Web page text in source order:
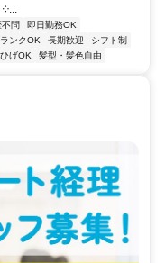
༶...
問
即日勤務OK
ンクOK 長期歓迎
シフト制
ひげOK 髪型・髪色自由